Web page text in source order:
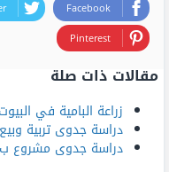
Facebook
Pinterest
مقالات ذات صلة
زراعة البامية في
دراسة جدوى تربية
دراسة جدوى مشروع ب 500 دينار وأرباحه الشهرية